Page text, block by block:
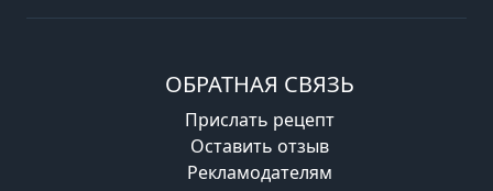
ОБРАТНАЯ СВЯЗЬ
Прислать рецепт
Оставить отзыв
Рекламодателям